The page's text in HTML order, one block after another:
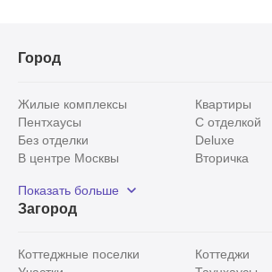
Город
Жилые комплексы
Квартиры
Пентхаусы
С отделкой
Без отделки
Deluxe
В центре Москвы
Вторичка
Рядом с парком
С панорамными окнами
Показать больше
Загород
Коттеджные поселки
Коттеджи